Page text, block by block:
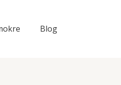
Blog